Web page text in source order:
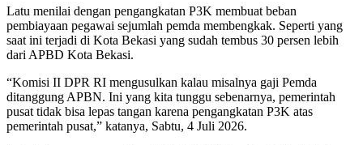
Latu menilai dengan pengangkatan P3K membuat beban
pembiayaan pegawai sejumlah pemda membengkak. Seperti yang
saat ini terjadi di Kota Bekasi yang sudah tembus 30 persen lebih
dari APBD Kota Bekasi.
“Komisi II DPR RI mengusulkan kalau misalnya gaji Pemda
ditanggung APBN. Ini yang kita tunggu sebenarnya, pemerintah
pusat tidak bisa lepas tangan karena pengangkatan P3K atas
pemerintah pusat,” katanya, Sabtu, 4 Juli 2026.